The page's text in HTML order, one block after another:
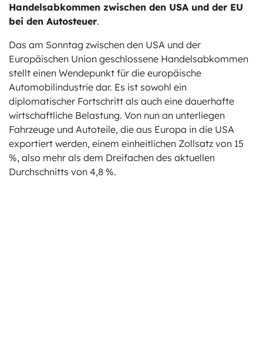
Handelsabkommen zwischen den USA und der EU
bei den Autosteuer.
Das am Sonntag zwischen den USA und der
Europäischen Union geschlossene Handelsabkommen
stellt einen Wendepunkt für die europäische
Automobilindustrie dar. Es ist sowohl ein
diplomatischer Fortschritt als auch eine dauerhafte
wirtschaftliche Belastung. Von nun an unterliegen
Fahrzeuge und Autoteile, die aus Europa in die USA
exportiert werden, einem einheitlichen Zollsatz von 15
%, also mehr als dem Dreifachen des aktuellen
Durchschnitts von 4,8 %.